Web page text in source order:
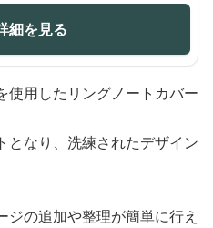
細を見る
使用したリングノートカバー
となり、洗練されたデザイン
ジの追加や整理が簡単に行え